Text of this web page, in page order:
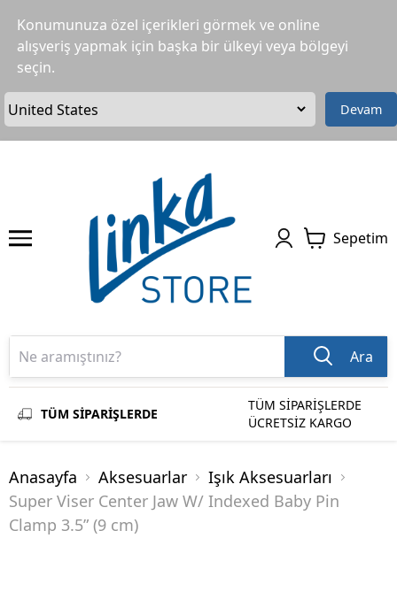
Konumunuza özel içerikleri görmek ve online
alışveriş yapmak için başka bir ülkeyi veya bölgeyi
seçin.
Devam
Sepetim
Ara
TÜM SİPARİŞLERDE
TÜM SİPARİŞLERDE
ÜCRETSİZ KARGO
Anasayfa Aksesuarlar
Işık Aksesuarları
Super Viser Center Jaw W/ Indexed Baby Pin
Clamp 3.5” (9 cm)